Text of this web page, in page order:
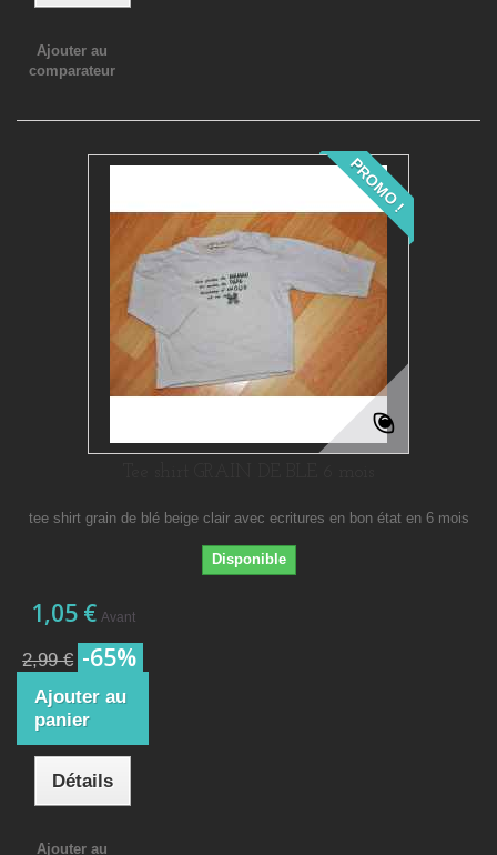
Ajouter au
comparateur
PROMO !
tee shirt grain de blé beige clair avec ecritures en bon état en 6 mois
Disponible
1,05 € Avant
2,99 € -65%
Ajouter au
panier
Détails
Ajouter au